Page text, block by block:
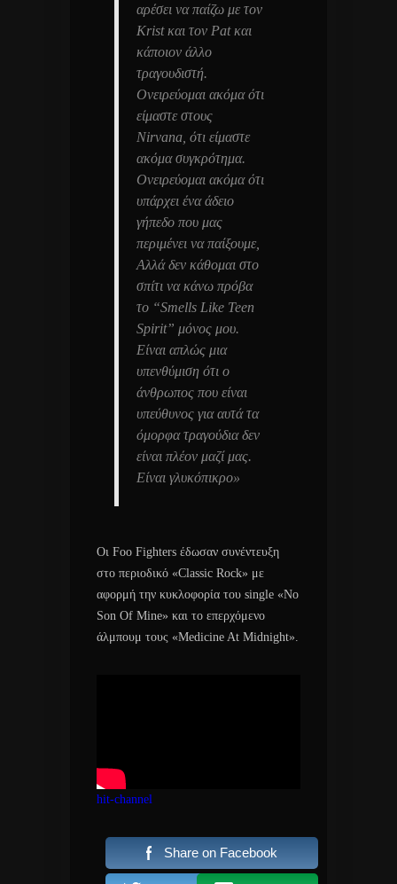
αρέσει να παίζω με τον
Krist και τον Pat και
κάποιον άλλο
τραγουδιστή.
Ονειρεύομαι ακόμα ότι
είμαστε στους
Nirvana, ότι είμαστε
ακόμα συγκρότημα.
Ονειρεύομαι ακόμα ότι
υπάρχει ένα άδειο
γήπεδο που μας
περιμένει να παίξουμε,
Αλλά δεν κάθομαι στο
σπίτι να κάνω πρόβα
το “Smells Like Teen
Spirit” μόνος μου.
Είναι απλώς μια
υπενθύμιση ότι ο
άνθρωπος που είναι
υπεύθυνος για αυτά τα
όμορφα τραγούδια δεν
είναι πλέον μαζί μας.
Είναι γλυκόπικρο»
Οι Foo Fighters έδωσαν συνέντευξη
στο περιοδικό «Classic Rock» με
αφορμή την κυκλοφορία του single «No
Son Of Mine» και το επερχόμενο
άλμπουμ τους «Medicine At Midnight».
hit-channel
Share on Facebook